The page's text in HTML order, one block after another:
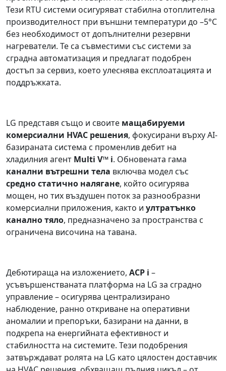
Тези RTU системи осигуряват стабилна отоплителна
производителност при външни температури до –5°C
без необходимост от допълнителни резервни
нагреватели. Те са съвместими със системи за
сградна автоматизация и предлагат подобрен
достъп за сервиз, което улеснява експлоатацията и
поддръжката.
LG представя също и своите мащабируеми
комерсиални HVAC решения, фокусирани върху AI-
базираната система с променлив дебит на
хладилния агент Multi V™ i. Обновената гама
канални вътрешни тела включва модел със
средно статично налягане, който осигурява
мощен, но тих въздушен поток за разнообразни
комерсиални приложения, както и ултратънко
канално тяло, предназначено за пространства с
ограничена височина на тавана.
Дебютираща на изложението, ACP i –
усъвършенстваната платформа на LG за сградно
управление – осигурява централизирано
наблюдение, ранно откриване на оперативни
аномалии и препоръки, базирани на данни, в
подкрепа на енергийната ефективност и
стабилността на системите. Тези подобрения
затвърждават ролята на LG като цялостен доставчик